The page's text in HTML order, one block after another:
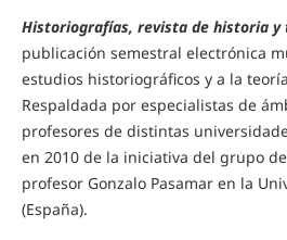
Historiografías, revista de historia y
publicación semestral electrónica
estudios historiográficos y a la
Respaldada por especialistas de
profesores de distintas
en 2010 de la iniciativa del grupo
profesor Gonzalo Pasamar en la
(España).